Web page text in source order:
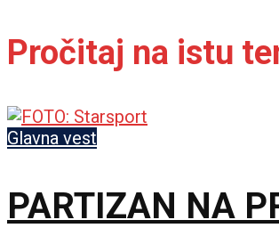
Pročitaj na istu
Glavna vest
PARTIZAN NA